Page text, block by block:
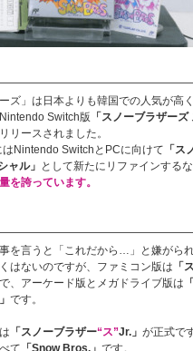
ーズ」は日本よりも韓国での人気が高
Switch版 「スノーブラザーズ
リースされました。
Nintendo SwitchとPCに向けて 「ス
ャル」 として新たにリファインするな
を誇っています。
を言うと「これだから…」と嫌がら
はないのですが、ファミコン版は 「
で、アーケード版とメガドライブ版は
」 です。
「スノーブラザー“ス”Jr.」 が正式で
て 「Snow Bros.」 です。